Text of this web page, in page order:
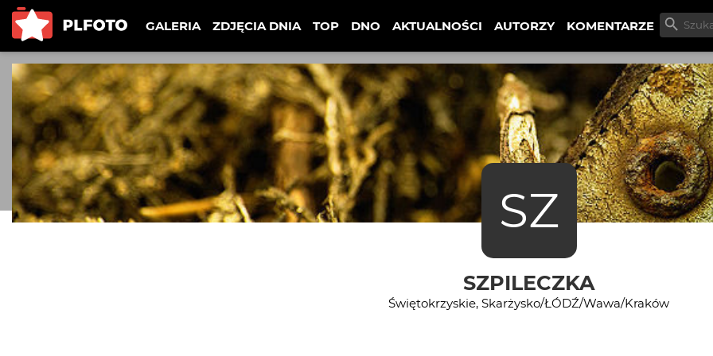
GALERIA ZDJĘCIA DNIA TOP DNO AKTUALNOŚCI AUTORZY KOMENTARZE
SZ
SZPILECZKA
Świętokrzyskie, Skarżysko/ŁÓDŹ/Wawa/Kraków